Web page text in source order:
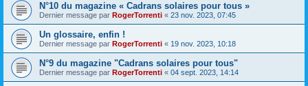
N°10 du magazine « Cadrans solaires pour tous »
Dernier message par RogerTorrenti « 23 nov. 2023, 07:45
Un glossaire, enfin !
Dernier message par RogerTorrenti « 19 nov. 2023, 10:18
N°9 du magazine "Cadrans solaires pour tous"
Dernier message par RogerTorrenti « 04 sept. 2023, 14:14